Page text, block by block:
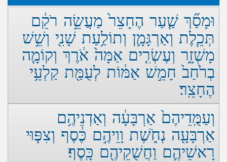
וּמָסַ֞ךְ שַׁ֤עַר הֶחָצֵר֙ מַעֲשֵׂ֣ה רֹקֵ֔ם
תְּכֵ֧לֶת וְאַרְגָּמָ֛ן וְתוֹלַ֥עַת שָׁנִ֖י וְשֵׁ֣שׁ
מָשְׁזָ֑ר וְעֶשְׂרִ֤ים אַמָּה֙ אֹ֔רֶךְ וְקוֹמָ֤ה
בְרֹ֙חַב֙ חָמֵ֣שׁ אַמּ֔וֹת לְעֻמַּ֖ת קַלְעֵ֥י
הֶחָצֵֽר׃
וְעַמֻּֽדֵיהֶם֙ אַרְבָּעָ֔ה וְאַדְנֵיהֶ֥ם
אַרְבָּעָ֖ה נְחֹ֑שֶׁת וָוֵיהֶ֣ם כֶּ֔סֶף וְצִפּ֧וּי
רָאשֵׁיהֶ֛ם וַחֲשֻׁקֵיהֶ֖ם כָּֽסֶף׃